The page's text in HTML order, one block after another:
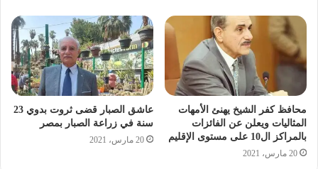
جريده المصرى الديمقراطى الجديد
محافظ كفر الشيخ يهنئ الأمهات
المثاليات ويعلن عن الفائزات
بالمراكز ال10 على مستوى الإقليم
20 مارس، 2021
عاشق الصبار قضى ثروت بدوي 23
سنة في زراعة الصبار بمصر
20 مارس، 2021